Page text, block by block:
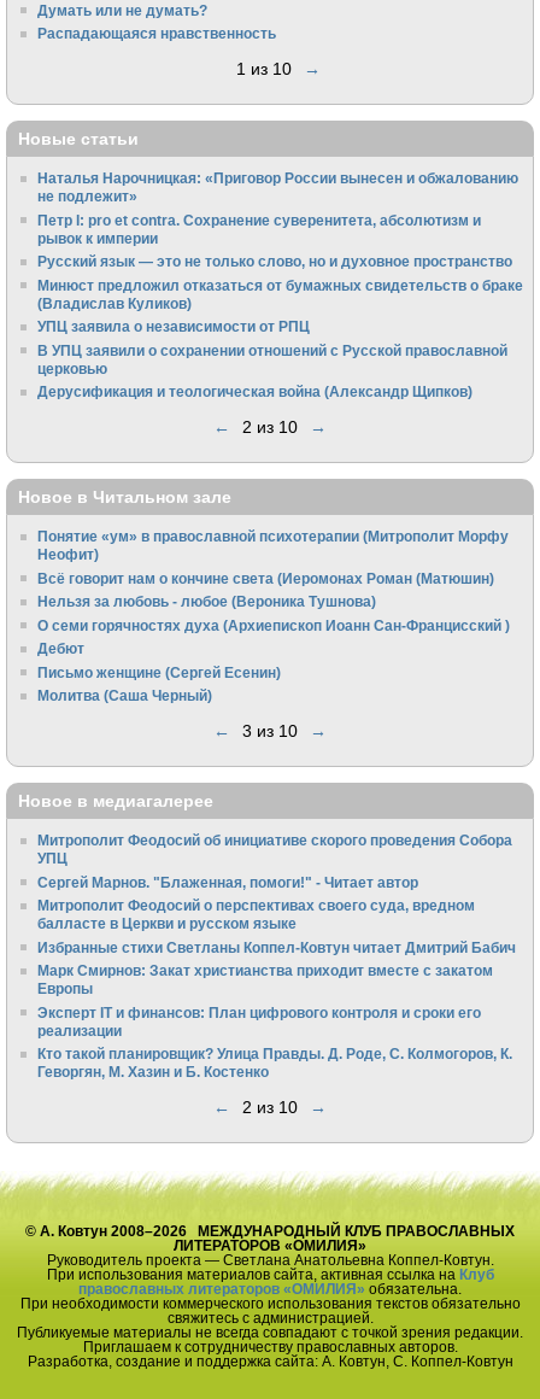
Думать или не думать?
Распадающаяся нравственность
1 из 10 →
Новые статьи
Наталья Нарочницкая: «Приговор России вынесен и обжалованию
не подлежит»
Петр I: pro et contra. Сохранение суверенитета, абсолютизм и
рывок к империи
Русский язык — это не только слово, но и духовное пространство
Минюст предложил отказаться от бумажных свидетельств о браке
(Владислав Куликов)
УПЦ заявила о независимости от РПЦ
В УПЦ заявили о сохранении отношений с Русской православной
церковью
Дерусификация и теологическая война (Александр Щипков)
← 2 из 10 →
Новое в Читальном зале
Понятие «ум» в православной психотерапии (Митрополит Морфу
Неофит)
Всё говорит нам о кончине света (Иеромонах Роман (Матюшин)
Нельзя за любовь - любое (Вероника Тушнова)
О семи горячностях духа (Архиепископ Иоанн Сан-Францисский )
Дебют
Письмо женщине (Сергей Есенин)
Молитва (Саша Черный)
← 3 из 10 →
Новое в медиагалерее
Митрополит Феодосий об инициативе скорого проведения Собора
УПЦ
Сергей Марнов. "Блаженная, помоги!" - Читает автор
Митрополит Феодосий о перспективах своего суда, вредном
балласте в Церкви и русском языке
Избранные стихи Светланы Коппел-Ковтун читает Дмитрий Бабич
Марк Смирнов: Закат христианства приходит вместе с закатом
Европы
Эксперт IT и финансов: План цифрового контроля и сроки его
реализации
Кто такой планировщик? Улица Правды. Д. Роде, С. Колмогоров, К.
Геворгян, М. Хазин и Б. Костенко
← 2 из 10 →
© А. Ковтун 2008–2026 МЕЖДУНАРОДНЫЙ КЛУБ ПРАВОСЛАВНЫХ
ЛИТЕРАТОРОВ «ОМИЛИЯ»
Руководитель проекта — Светлана Анатольевна Коппел-Ковтун.
При использования материалов сайта, активная ссылка на Клуб
православных литераторов «ОМИЛИЯ» обязательна.
При необходимости коммерческого использования текстов обязательно
свяжитесь с администрацией.
Публикуемые материалы не всегда совпадают с точкой зрения редакции.
Приглашаем к сотрудничеству православных авторов.
Разработка, создание и поддержка сайта: А. Ковтун, С. Коппел-Ковтун